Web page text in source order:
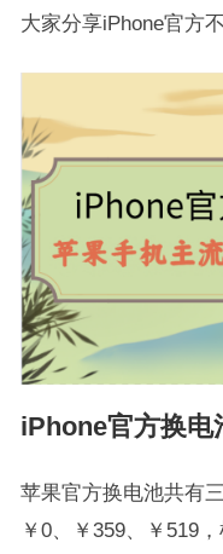
大家分享iPhone官方
iPhone官方换电
苹果官方换电池共有
￥0、￥359、￥519